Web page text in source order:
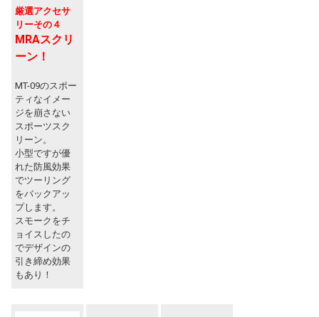
厳選アクセサ
リーその４
MRAスクリ
ーン！
MT-09のスポー
ティなイメー
ジを崩さない
スポーツスク
リーン。
小型ですが優
れた防風効果
でツーリング
をバックアッ
プします。
スモークをチ
ョイスしたの
でデザインの
引き締め効果
もあり！